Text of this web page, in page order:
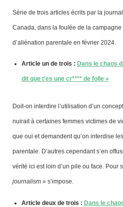
Série de trois articles écrits par la
Canada, dans la foulée de la
d’aliénation parentale en février 2024.
Article un de trois : Dans le chaos
dit que t’es une cr**** de folle »
Doit-on interdire l’utilisation d’un
nuirait à certaines femmes victimes de
que oui et demandent qu’on interdise
parentale. D’autres cependant s’en
vérité ici est loin d’un pile ou face. Pour
journalism » s’impose.
Article deux de trois : Dans le